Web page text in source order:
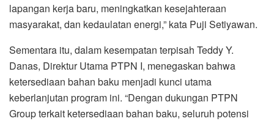
lapangan kerja baru, meningkatkan kesejahteraan
masyarakat, dan kedaulatan energi,” kata Puji Setiyawan.
Sementara itu, dalam kesempatan terpisah Teddy Y.
Danas, Direktur Utama PTPN I, menegaskan bahwa
ketersediaan bahan baku menjadi kunci utama
keberlanjutan program ini. “Dengan dukungan PTPN
Group terkait ketersediaan bahan baku, seluruh potensi